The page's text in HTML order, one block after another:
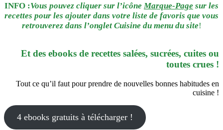
INFO :Vous pouvez cliquer sur l’icôneMarque-Page sur les
recettes pour les ajouter dans votre liste de favoris que vous
retrouverez dans l’onglet Cuisine du menu du site!
Et des ebooks de recettes salées, sucrées, cuites ou
toutes crues !
Tout ce qu’il faut pour prendre de nouvelles bonnes habitudes en
cuisine !
4 ebooks gratuits à télécharger !